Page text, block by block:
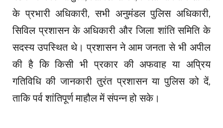
के प्रभारी अधिकारी, सभी अनुमंडल पुलिस अधिकारी,
सिविल प्रशासन के अधिकारी और जिला शांति समिति के
सदस्य उपस्थित थे। प्रशासन ने आम जनता से भी अपील
की है कि किसी भी प्रकार की अफवाह या अप्रिय
गतिविधि की जानकारी तुरंत प्रशासन या पुलिस को दें,
ताकि पर्व शांतिपूर्ण माहौल में संपन्न हो सके।